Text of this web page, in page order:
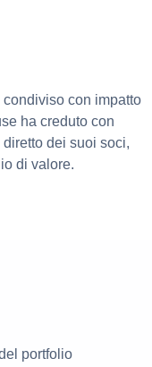
con impatto
ha creduto con
dei suoi soci,
di valore.
portfolio